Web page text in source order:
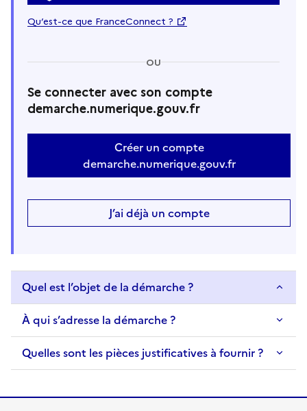
Qu’est-ce que FranceConnect ?
OU
Se connecter avec son compte
demarche.numerique.gouv.fr
Créer un compte
demarche.numerique.gouv.fr
J’ai déjà un compte
Quel est l’objet de la démarche ?
À qui s’adresse la démarche ?
Quelles sont les pièces justificatives à fournir ?